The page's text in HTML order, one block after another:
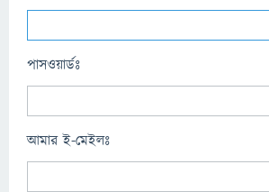
পাসওয়ার্ডঃ
আমার ই-মেইলঃ